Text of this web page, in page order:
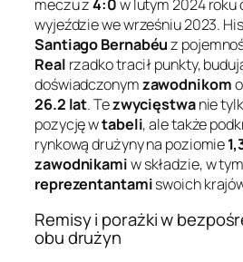
meczu z4:0w lutym 2024 roku
wyjeździe we wrześniu 2023.
Santiago Bernabéuz
Real rzadko tracił punkty,
doświadczonymzawodnikom
26.2 lat. Tezwycięstwanie
pozycję wtabeli, ale także
rynkową drużyny na poziomie
zawodnikamiw składzie, w tym
reprezentantamiswoich
Remisy i porażki w
obu drużyn